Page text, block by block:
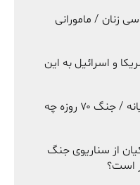
زنان / مامورانی
و اسرائیل به این
برندگان پنهان جنگ خاورمیانه / جنگ ۷۰ روزه چه
از سناریوی جنگ
است؟